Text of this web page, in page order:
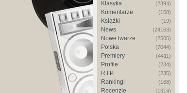
Klasyka (2394)
Komentarze (158)
Książki (19)
News (24163)
Nowe twarze (2505)
Polska (7044)
Premiery (4411)
Profile (234)
R.I.P. (235)
Rankingi (168)
Recenzje (1314)